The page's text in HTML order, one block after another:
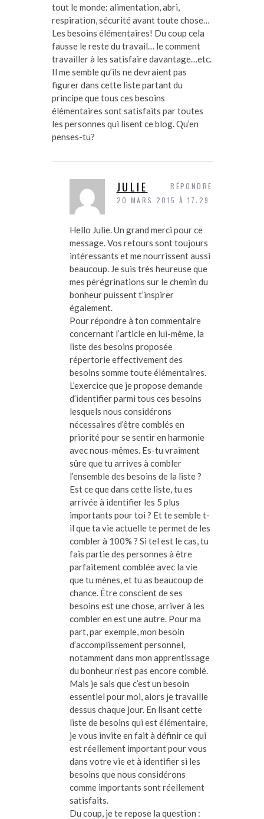
tout le monde: alimentation, abri,
respiration, sécurité avant toute chose…
Les besoins élémentaires! Du coup cela
fausse le reste du travail… le comment
travailler à les satisfaire davantage…etc.
Il me semble qu’ils ne devraient pas
figurer dans cette liste partant du
principe que tous ces besoins
élémentaires sont satisfaits par toutes
les personnes qui lisent ce blog. Qu’en
penses-tu?
JULIE
20 MARS 2015 À 17:29
Hello Julie. Un grand merci pour ce
message. Vos retours sont toujours
intéressants et me nourrissent aussi
beaucoup. Je suis très heureuse que
mes pérégrinations sur le chemin du
bonheur puissent t’inspirer
également.
Pour répondre à ton commentaire
concernant l’article en lui-même, la
liste des besoins proposée
répertorie effectivement des
besoins somme toute élémentaires.
L’exercice que je propose demande
d’identifier parmi tous ces besoins
lesquels nous considérons
nécessaires d’être comblés en
priorité pour se sentir en harmonie
avec nous-mêmes. Es-tu vraiment
sûre que tu arrives à combler
l’ensemble des besoins de la liste ?
Est ce que dans cette liste, tu es
arrivée à identifier les 5 plus
importants pour toi ? Et te semble t-
il que ta vie actuelle te permet de les
combler à 100% ? Si tel est le cas, tu
fais partie des personnes à être
parfaitement comblée avec la vie
que tu mènes, et tu as beaucoup de
chance. Être conscient de ses
besoins est une chose, arriver à les
combler en est une autre. Pour ma
part, par exemple, mon besoin
d’accomplissement personnel,
notamment dans mon apprentissage
du bonheur n’est pas encore comblé.
Mais je sais que c’est un besoin
essentiel pour moi, alors je travaille
dessus chaque jour. En lisant cette
liste de besoins qui est élémentaire,
je vous invite en fait à définir ce qui
est réellement important pour vous
dans votre vie et à identifier si les
besoins que nous considérons
comme importants sont réellement
satisfaits.
Du coup, je te repose la question :
RÉPONDRE